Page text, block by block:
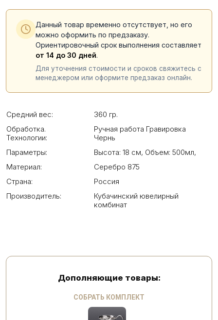
Данный товар временно отсутствует, но его
можно оформить по предзаказу.
Ориентировочный срок выполнения составляет
от 14 до 30 дней.
Для уточнения стоимости и сроков свяжитесь с
менеджером или оформите предзаказ онлайн.
Средний вес:
360 гр.
Обработка.
Технологии:
Ручная работа Гравировка
Чернь
Параметры:
Высота: 18 см, Объем: 500мл,
Материал:
Серебро 875
Страна:
Россия
Производитель:
Кубачинский ювелирный
комбинат
Дополняющие товары:
СОБРАТЬ КОМПЛЕКТ